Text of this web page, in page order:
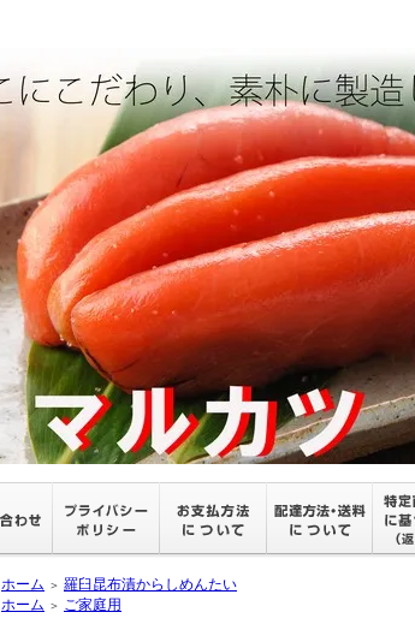
ホーム ＞ 羅臼昆布漬からしめんたい
ホーム ＞ ご家庭用